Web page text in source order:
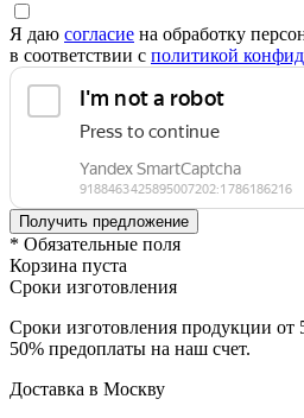
Я даю согласие на обработку
в соответствии с политикой
* Обязательные поля
Корзина пуста
Сроки изготовления
Сроки изготовления продукции от
50% предоплаты на наш счет.
Доставка в Москву